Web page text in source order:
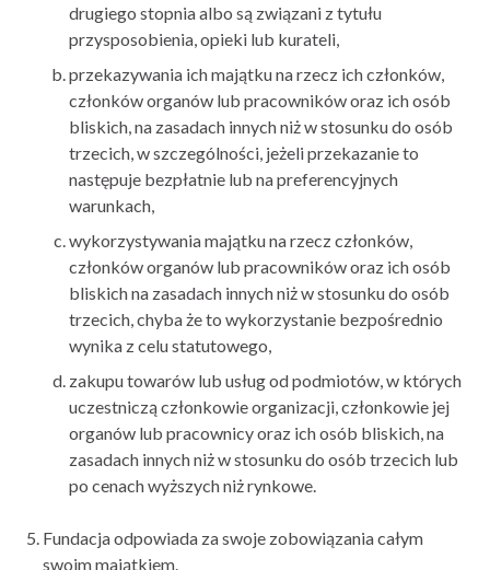
drugiego stopnia albo są związani z tytułu
przysposobienia, opieki lub kurateli,
przekazywania ich majątku na rzecz ich członków,
członków organów lub pracowników oraz ich osób
bliskich, na zasadach innych niż w stosunku do osób
trzecich, w szczególności, jeżeli przekazanie to
następuje bezpłatnie lub na preferencyjnych
warunkach,
wykorzystywania majątku na rzecz członków,
członków organów lub pracowników oraz ich osób
bliskich na zasadach innych niż w stosunku do osób
trzecich, chyba że to wykorzystanie bezpośrednio
wynika z celu statutowego,
zakupu towarów lub usług od podmiotów, w których
uczestniczą członkowie organizacji, członkowie jej
organów lub pracownicy oraz ich osób bliskich, na
zasadach innych niż w stosunku do osób trzecich lub
po cenach wyższych niż rynkowe.
Fundacja odpowiada za swoje zobowiązania całym
swoim majątkiem.